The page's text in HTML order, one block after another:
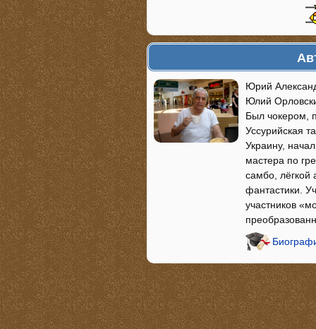
Юрий
Юлий
Был чокером,
Уссурийская
Украину,
мастера по
самбо, лёгкой
фантастики.
участников